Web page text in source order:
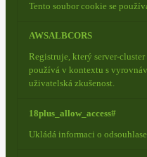
Tento soubor cookie se
AWSALBCORS
Registruje, který server-
používá v kontextu s
uživatelská zkušenost.
18plus_allow_access#
Ukládá informaci o